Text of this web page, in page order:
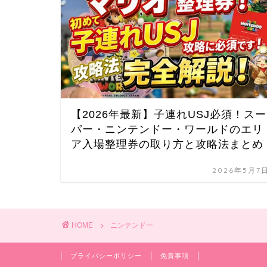
【2026年最新】子連れUSJ必須！スー
パー・ニンテンドー・ワールドのエリ
ア入場整理券の取り方と攻略法まとめ
2026年5月7
HOME ニンテンドー
プライバシーポリシー 免責事項